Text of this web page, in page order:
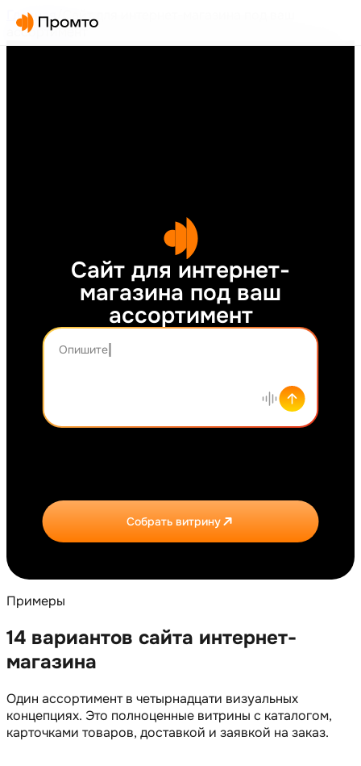
Главная Сайт для интернет-магазина под ваш
ассортимент
Сайт для интернет-
магазина под ваш
ассортимент
Опишите, что хотите создать...
Собрать витрину
Примеры
14 вариантов сайта интернет-
магазина
Один ассортимент в четырнадцати визуальных
концепциях. Это полноценные витрины с каталогом,
карточками товаров, доставкой и заявкой на заказ.